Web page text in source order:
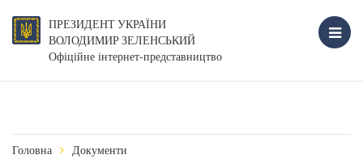
ПРЕЗИДЕНТ УКРАЇНИ
ВОЛОДИМИР ЗЕЛЕНСЬКИЙ
Офіційне інтернет-представництво
Головна Документи